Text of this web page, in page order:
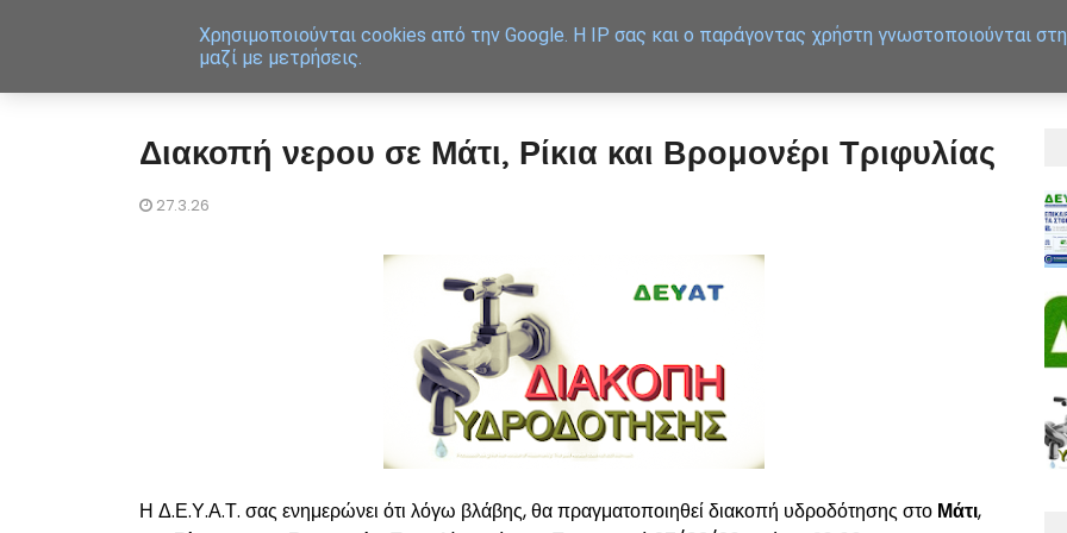
APXIKH ΕΞΥΠΗΡΕΤΗΣΗ
Διακοπή νερου σε Μάτι, Ρίκια και Βρομονέρι Τριφυλίας
27.3.26
Η Δ.Ε.Υ.Α.Τ. σας ενημερώνει ότι λόγω βλάβης, θα πραγματοποιηθεί διακοπή υδροδότησης στο Μάτι,
Χρησιμοποιoύνται cookies από την Google. Η IP σας και ο παράγοντας χρήστη γνωστοποιούνται
μαζί με μετρήσεις.